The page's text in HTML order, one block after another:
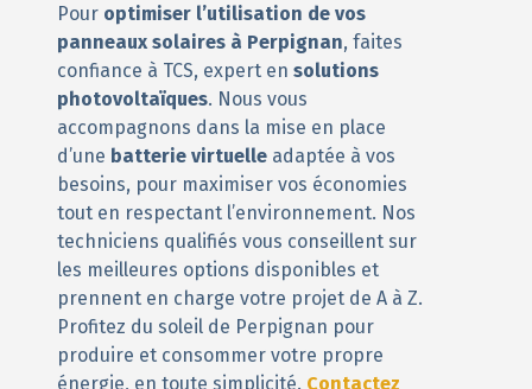
Pour optimiser l’utilisation de vos
panneaux solaires à Perpignan, faites
confiance à TCS, expert en solutions
photovoltaïques. Nous vous
accompagnons dans la mise en place
d’une batterie virtuelle adaptée à vos
besoins, pour maximiser vos économies
tout en respectant l’environnement. Nos
techniciens qualifiés vous conseillent sur
les meilleures options disponibles et
prennent en charge votre projet de A à Z.
Profitez du soleil de Perpignan pour
produire et consommer votre propre
énergie, en toute simplicité. Contactez